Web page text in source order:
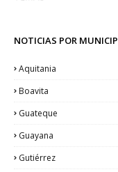
NOTICIAS POR
Aquitania
Boavita
Guateque
Guayana
Gutiérrez